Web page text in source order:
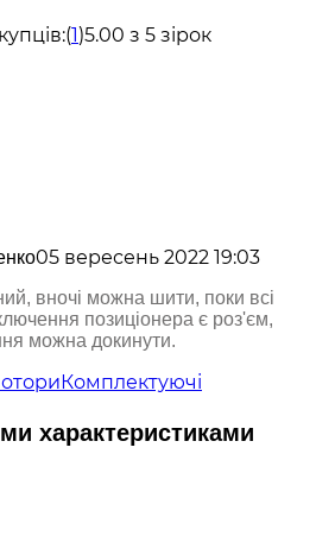
(1)5.00 з 5 зірок
05 вересень 2022 19:03
вночі можна шити, поки всі
позиціонера є роз'єм,
можна докинути.
Комплектуючі
характеристиками